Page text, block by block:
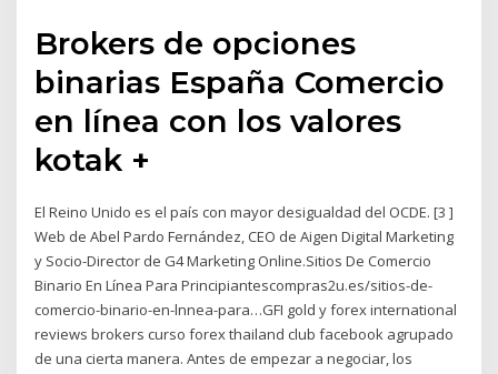
Brokers de opciones
binarias España Comercio
en línea con los valores
kotak +
El Reino Unido es el país con mayor desigualdad del OCDE. [3 ]
Web de Abel Pardo Fernández, CEO de Aigen Digital Marketing
y Socio-Director de G4 Marketing Online.Sitios De Comercio
Binario En Línea Para Principiantescompras2u.es/sitios-de-
comercio-binario-en-lnnea-para…GFI gold y forex international
reviews brokers curso forex thailand club facebook agrupado
de una cierta manera. Antes de empezar a negociar, los